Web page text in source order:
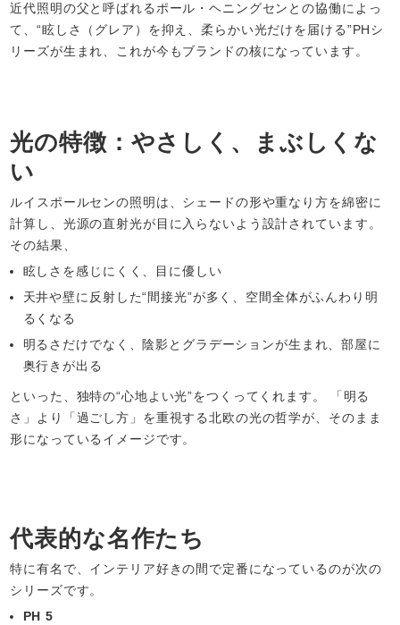
近代照明の父と呼ばれるポール・ヘニングセンとの協働によっ
て、“眩しさ（グレア）を抑え、柔らかい光だけを届ける”PHシ
リーズが生まれ、これが今もブランドの核になっています。
光の特徴：やさしく、まぶしくな
い
ルイスポールセンの照明は、シェードの形や重なり方を綿密に
計算し、光源の直射光が目に入らないよう設計されています。
その結果、
眩しさを感じにくく、目に優しい
天井や壁に反射した“間接光”が多く、空間全体がふんわり明
るくなる
明るさだけでなく、陰影とグラデーションが生まれ、部屋に
奥行きが出る
といった、独特の“心地よい光”をつくってくれます。 「明る
さ」より「過ごし方」を重視する北欧の光の哲学が、そのまま
形になっているイメージです。
代表的な名作たち
特に有名で、インテリア好きの間で定番になっているのが次の
シリーズです。
PH 5